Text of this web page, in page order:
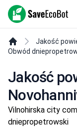
SaveEcoBot
Jakość
Obwód
Jakość
Vilnohirska city
dniepropetrowski